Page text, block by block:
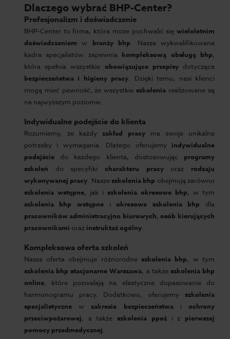
Dlaczego wybrać BHP-Center?
Profesjonalizm i doświadczenie
BHP-Center to firma, która może pochwalić się wieloletnim
doświadczeniem w branży bhp. Nasza wykwalifikowana
kadra specjalistów zapewnia kompleksową obsługę bhp,
która spełnia wszystkie obowiązujące przepisydotyczące
bezpieczeństwa i higieny pracy. Dzięki temu, nasi klienci
mogą mieć pewność, że wszystkieszkolenia realizowane są
na najwyższym poziomie.
Indywidualne podejście do klienta
Rozumiemy, że każdy zakład pracyma swoje unikalne
potrzeby i wymagania. Dlatego oferujemy indywidualne
podejściedo każdego klienta, dostosowując programy
szkoleń do specyfiki charakteru pracyoraz rodzaju
wykonywanej pracy. Naszeszkolenia bhp obejmują zarówno
szkolenia wstępne, jak i szkolenia okresowe bhp, w tym
szkolenia bhp wstępne iokresowe szkolenia bhp dla
pracowników administracyjno biurowych,osób kierujących
pracownikami oraz instruktaż ogólny.
Kompleksowa oferta szkoleń
Nasza oferta obejmuje różnorodneszkolenia bhp, w tym
szkolenia bhp stacjonarne Warszawa, a także szkolenia bhp
online, które pozwalają na elastyczne dopasowanie do
harmonogramu pracy. Dodatkowo, oferujemy szkolenia
specjalistycznewzakresie bezpieczeństwai ochrony
przeciwpożarowej, a takżeszkolenia ppożi z pierwszej
pomocy przedmedycznej.